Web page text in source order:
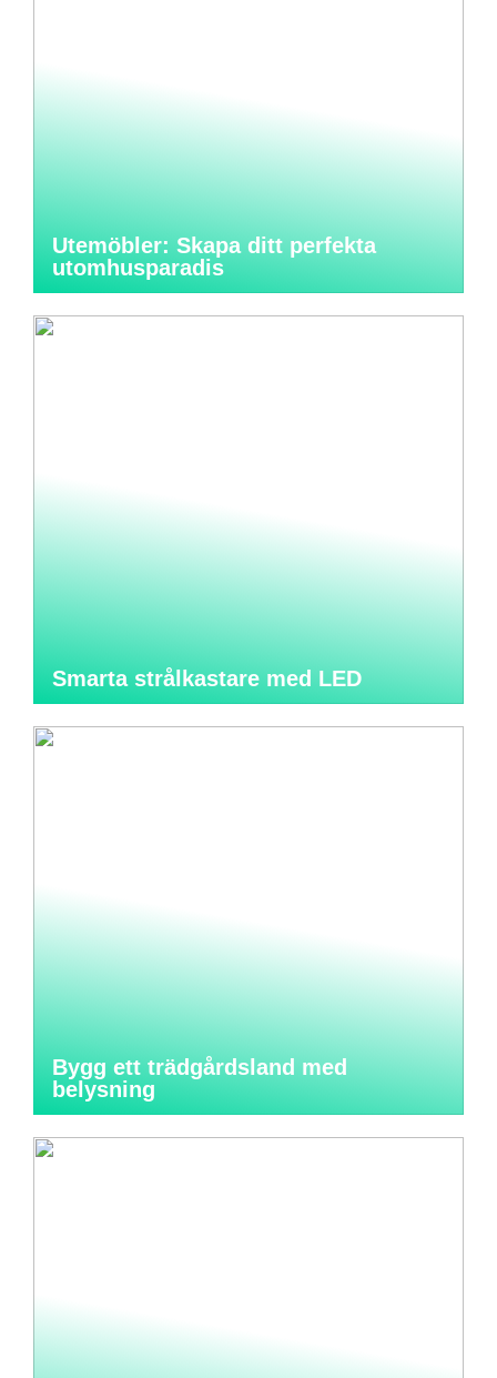
Utemöbler: Skapa ditt perfekta
utomhusparadis
Smarta strålkastare med LED
Bygg ett trädgårdsland med
belysning